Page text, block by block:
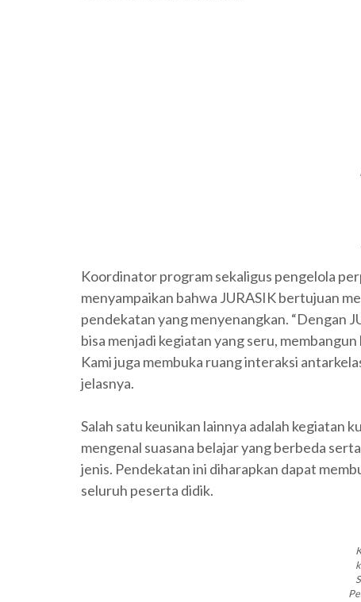
Koordinator program sekaligus pengelola
menyampaikan bahwa JURASIK bertujuan
pendekatan yang menyenangkan. “Dengan
bisa menjadi kegiatan yang seru,
Kami juga membuka ruang interaksi
jelasnya.
Salah satu keunikan lainnya adalah kegiatan
mengenal suasana belajar yang berbeda
jenis. Pendekatan ini diharapkan dapat
seluruh peserta didik.